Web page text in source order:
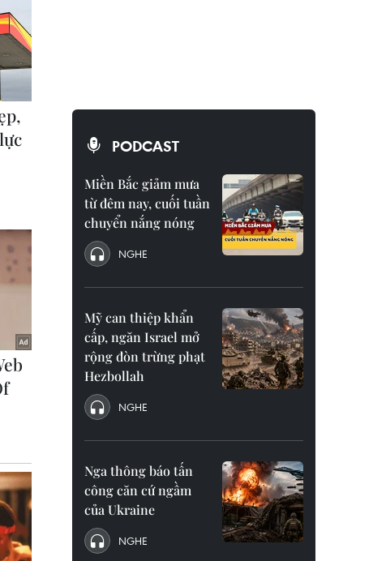
PODCAST
Miền Bắc giảm mưa
từ đêm nay, cuối tuần
chuyển nắng nóng
NGHE
Mỹ can thiệp khẩn
cấp, ngăn Israel mở
rộng đòn trừng phạt
Hezbollah
NGHE
Nga thông báo tấn
công căn cứ ngầm
của Ukraine
NGHE